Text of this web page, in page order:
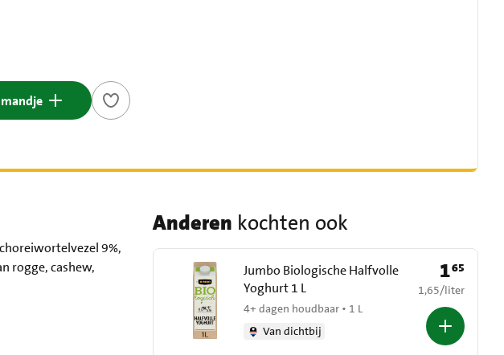
9%,
rogge, cashew,
Anderen kochten ook
Jumbo Biologische Halfvolle
Yoghurt 1 L
4+ dagen houdbaar • 1 L
Van dichtbij
Prijs: € 1,65
165
€ 1,65 per liter
1,65/liter